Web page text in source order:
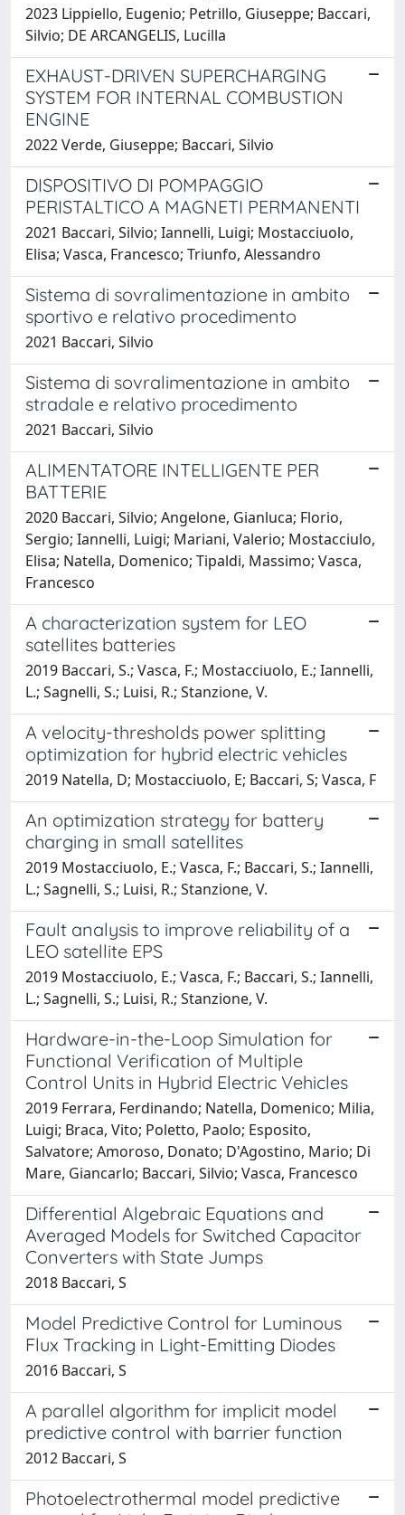
2023 Lippiello, Eugenio; Petrillo, Giuseppe; Baccari,
Silvio; DE ARCANGELIS, Lucilla
EXHAUST-DRIVEN SUPERCHARGING
SYSTEM FOR INTERNAL COMBUSTION
ENGINE
2022 Verde, Giuseppe; Baccari, Silvio
DISPOSITIVO DI POMPAGGIO
PERISTALTICO A MAGNETI PERMANENTI
2021 Baccari, Silvio; Iannelli, Luigi; Mostacciuolo,
Elisa; Vasca, Francesco; Triunfo, Alessandro
Sistema di sovralimentazione in ambito
sportivo e relativo procedimento
2021 Baccari, Silvio
Sistema di sovralimentazione in ambito
stradale e relativo procedimento
2021 Baccari, Silvio
ALIMENTATORE INTELLIGENTE PER
BATTERIE
2020 Baccari, Silvio; Angelone, Gianluca; Florio,
Sergio; Iannelli, Luigi; Mariani, Valerio; Mostacciulo,
Elisa; Natella, Domenico; Tipaldi, Massimo; Vasca,
Francesco
A characterization system for LEO
satellites batteries
2019 Baccari, S.; Vasca, F.; Mostacciuolo, E.; Iannelli,
L.; Sagnelli, S.; Luisi, R.; Stanzione, V.
A velocity-thresholds power splitting
optimization for hybrid electric vehicles
2019 Natella, D; Mostacciuolo, E; Baccari, S; Vasca, F
An optimization strategy for battery
charging in small satellites
2019 Mostacciuolo, E.; Vasca, F.; Baccari, S.; Iannelli,
L.; Sagnelli, S.; Luisi, R.; Stanzione, V.
Fault analysis to improve reliability of a
LEO satellite EPS
2019 Mostacciuolo, E.; Vasca, F.; Baccari, S.; Iannelli,
L.; Sagnelli, S.; Luisi, R.; Stanzione, V.
Hardware-in-the-Loop Simulation for
Functional Verification of Multiple
Control Units in Hybrid Electric Vehicles
2019 Ferrara, Ferdinando; Natella, Domenico; Milia,
Luigi; Braca, Vito; Poletto, Paolo; Esposito,
Salvatore; Amoroso, Donato; D'Agostino, Mario; Di
Mare, Giancarlo; Baccari, Silvio; Vasca, Francesco
Differential Algebraic Equations and
Averaged Models for Switched Capacitor
Converters with State Jumps
2018 Baccari, S
Model Predictive Control for Luminous
Flux Tracking in Light-Emitting Diodes
2016 Baccari, S
A parallel algorithm for implicit model
predictive control with barrier function
2012 Baccari, S
Photoelectrothermal model predictive